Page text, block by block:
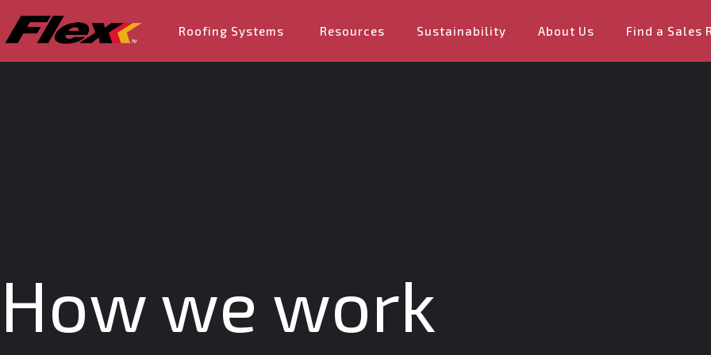
Roofing Systems Resources Sustainability About Us Find a Sales
How we work